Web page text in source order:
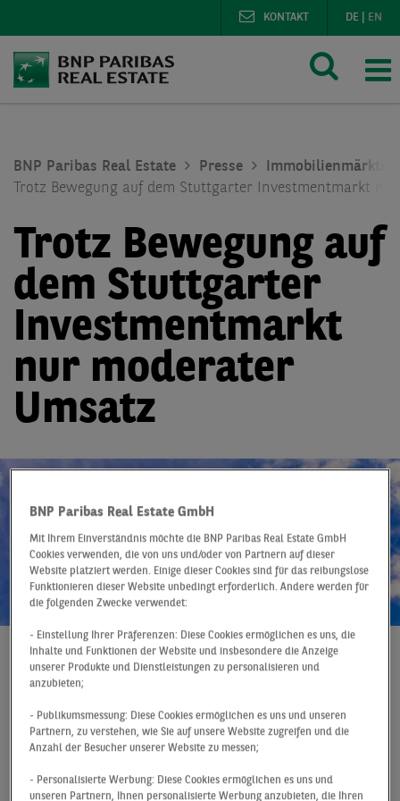
DE EN
KONTAKT
BNP Paribas Real Estate Presse
Immobilienmärkte
Trotz Bewegung auf dem Stuttgarter Investmentmarkt
Trotz Bewegung auf
dem Stuttgarter
Investmentmarkt
nur moderater
Umsatz
Pressemitteilung
25.07.2023
Investmentmarkt wurde im ersten Halbjahr sowohl
bundesweit als auch in den einzelnen Top-Märkten
Finanzierungsumfeld und die wirtschaftliche
BNP Paribas Real Estate GmbH
Mit Ihrem Einverständnis möchte die BNP Paribas Real Estate GmbH
Cookies verwenden, die von uns und/oder von Partnern auf dieser
Website platziert werden. Einige dieser Cookies sind für das reibungslose
Funktionieren dieser Website unbedingt erforderlich. Andere werden für
die folgenden Zwecke verwendet:
- Einstellung Ihrer Präferenzen: Diese Cookies ermöglichen es uns, die
Inhalte und Funktionen der Website und insbesondere die Anzeige
unserer Produkte und Dienstleistungen zu personalisieren und
anzubieten;
- Publikumsmessung: Diese Cookies ermöglichen es uns und unseren
Partnern, zu verstehen, wie Sie auf unsere Website zugreifen und die
Anzahl der Besucher unserer Website zu messen;
- Personalisierte Werbung: Diese Cookies ermöglichen es uns und
unseren Partnern, Ihnen personalisierte Werbung anzubieten, die Ihren